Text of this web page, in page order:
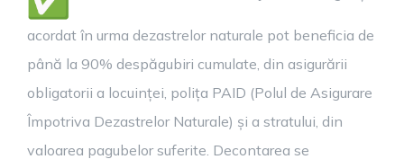
acordat în urma dezastrelor naturale pot beneficia de
până la 90% despăgubiri cumulate, din asigurării
obligatorii a locuinței, polița PAID (Polul de Asigurare
Împotriva Dezastrelor Naturale) și a stratului, din
valoarea pagubelor suferite. Decontarea se